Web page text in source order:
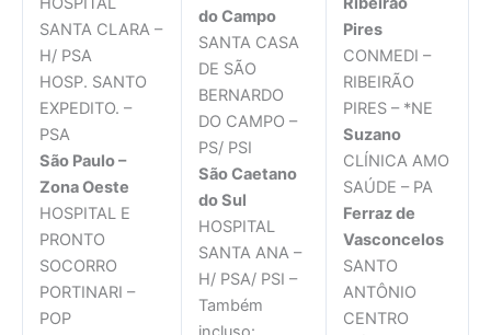
SANTA CLARA –
H/ PSA
HOSP. SANTO
EXPEDITO. –
PSA
São Paulo –
Zona Oeste
HOSPITAL E
PRONTO
SOCORRO
PORTINARI –
POP
do Campo
SANTA CASA
DE SÃO
BERNARDO
DO CAMPO –
PS/ PSI
São Caetano
do Sul
HOSPITAL
SANTA ANA –
H/ PSA/ PSI –
Também
Pires
CONMEDI –
RIBEIRÃO
PIRES – *NE
Suzano
CLÍNICA AMO
SAÚDE – PA
Ferraz de
Vasconcelos
SANTO
ANTÔNIO
CENTRO